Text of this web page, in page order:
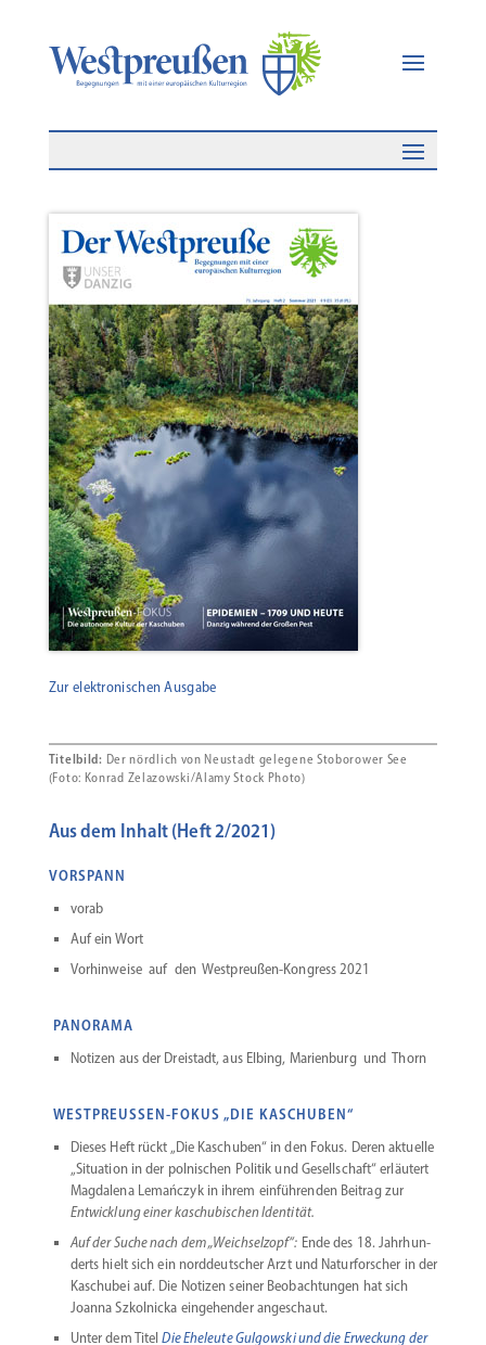
Zur elektronischen Ausgabe
Titelbild: Der nördlich von Neustadt gelegene Stoborower See
(Foto: Konrad Zelazowski/Alamy Stock Photo)
Aus dem Inhalt (Heft 2/2021)
VORSPANN
vorab
Auf ein Wort
Vorhin­weise auf den Westpreußen-Kongress 2021
PANORAMA
Notizen aus der Dreistadt, aus Elbing, Marienburg und Thorn
WESTPREUSSEN-FOKUS „DIE KASCHUBEN“
Dieses Heft rückt „Die Kaschuben“ in den Fokus. Deren aktuelle
„Situation in der polni­schen Politik und Gesell­schaft“ erläutert
Magdalena Lemańczyk in ihrem einfüh­renden Beitrag zur
Entwicklung einer kaschu­bi­schen Identität.
Auf der Suche nach dem „Weich­selzopf“: Ende des 18. Jahrhun­
derts hielt sich ein norddeut­scher Arzt und Natur­for­scher in der
Kaschubei auf. Die Notizen seiner Beobach­tungen hat sich
Joanna Szkol­nicka einge­hender angeschaut.
Unter dem TitelDie Eheleute Gulgowski und die Erweckung der